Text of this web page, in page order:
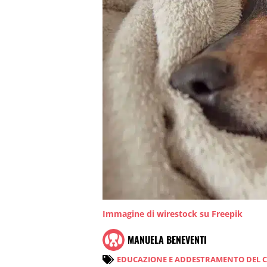
Immagine di wirestock su Freepik
MANUELA BENEVENTI
EDUCAZIONE E ADDESTRAMENTO DEL